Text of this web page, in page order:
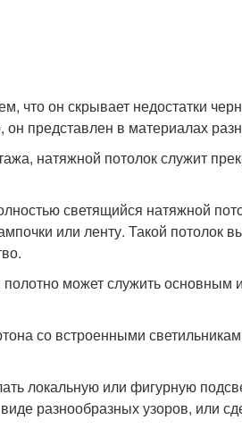
что он скрывает недостатки
представлен в материалах
натяжной потолок служит
светящийся натяжной
или ленту. Такой потолок
может служить основным
со встроенными
локальную или фигурную
разнообразных узоров, или